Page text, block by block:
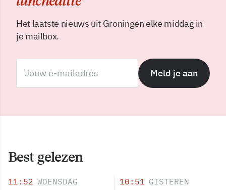
Het laatste nieuws uit Groningen elke middag in
je mailbox.
Meld je aan
Best gelezen
11:52 WOENSDAG 10:51 GISTEREN